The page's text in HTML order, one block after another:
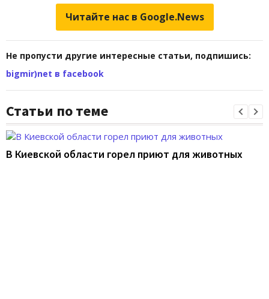
Читайте нас в Google.News
Не пропусти другие интересные статьи, подпишись:
bigmir)net в facebook
Статьи по теме
В Киевской области горел приют для животных